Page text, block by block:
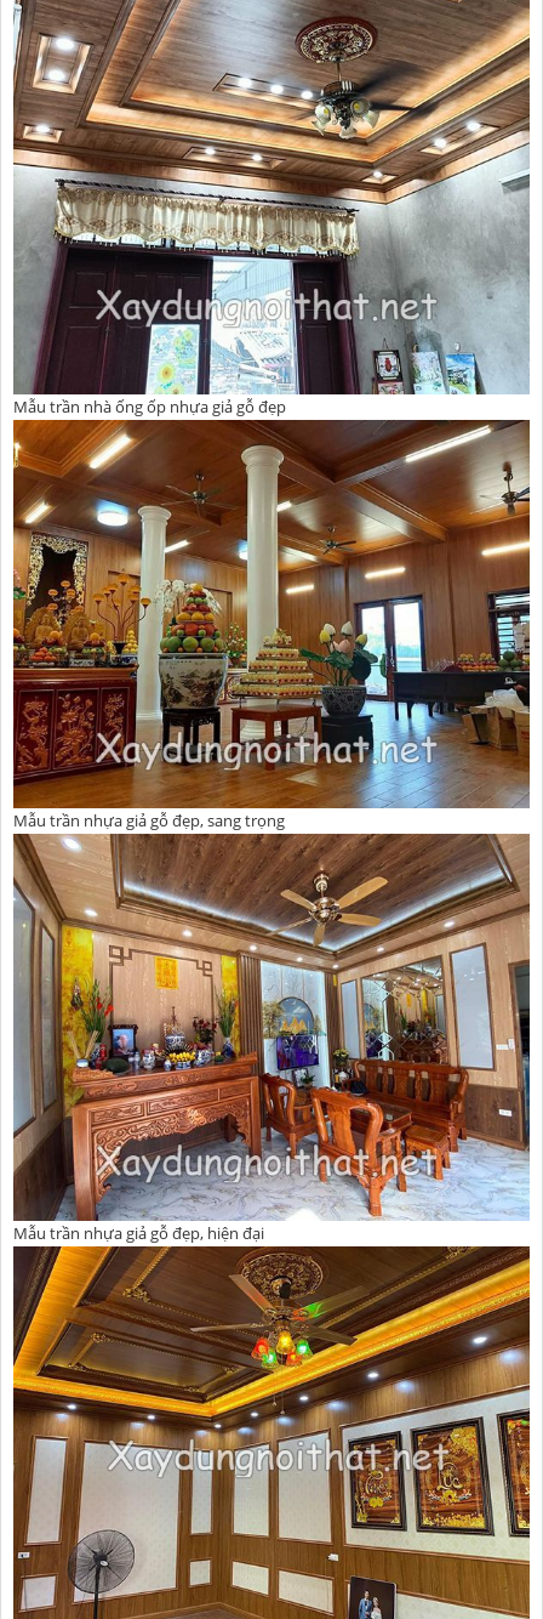
Mẫu trần nhà ống ốp nhựa giả gỗ đẹp
Mẫu trần nhựa giả gỗ đẹp, sang trọng
Mẫu trần nhựa giả gỗ đẹp, hiện đại